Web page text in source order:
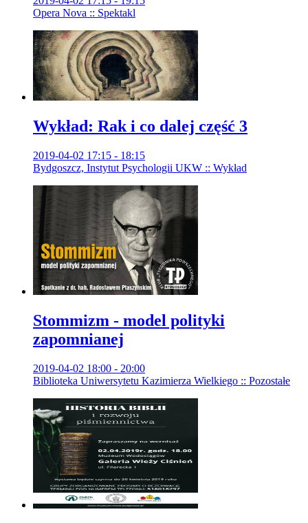
Opera Nova :: Spektakl
Wykład: Rak i co dalej część 3
2019-04-02 17:15 - 18:15
Bydgoszcz, Instytut Psychologii UKW :: Wykład
Stommizm - model polityki
zapomnianej
2019-04-02 18:00 - 20:00
Biblioteka Uniwersytetu Kazimierza Wielkiego :: Pozostałe